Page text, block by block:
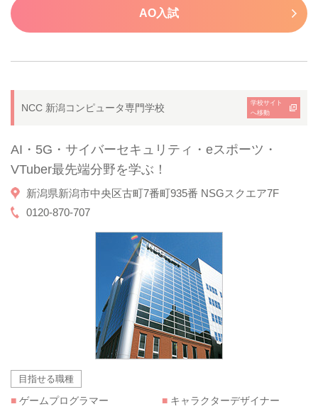
AO入試
NCC 新潟コンピュータ専門学校
学校サイト
へ移動
AI・5G・サイバーセキュリティ・eスポーツ・
VTuber最先端分野を学ぶ！
新潟県新潟市中央区古町7番町935番 NSGスクエア7F
0120-870-707
目指せる職種
■ ゲームプログラマー
■ キャラクターデザイナー